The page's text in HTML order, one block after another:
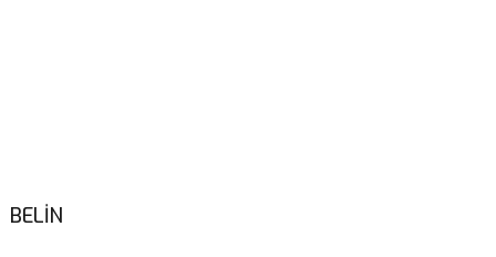
BELİN